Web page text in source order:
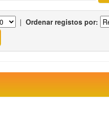
| Ordenar registos por: